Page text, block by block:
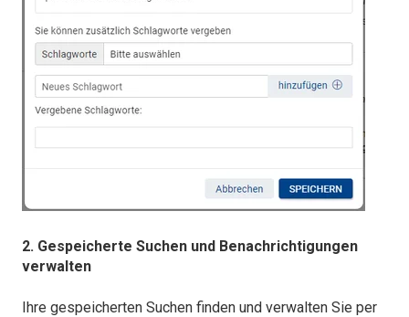
2. Gespeicherte Suchen und Benachrichtigungen
verwalten
Ihre gespeicherten Suchen finden und verwalten Sie per